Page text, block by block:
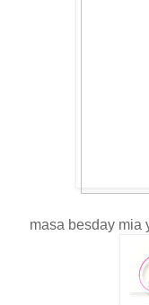
masa besday mia